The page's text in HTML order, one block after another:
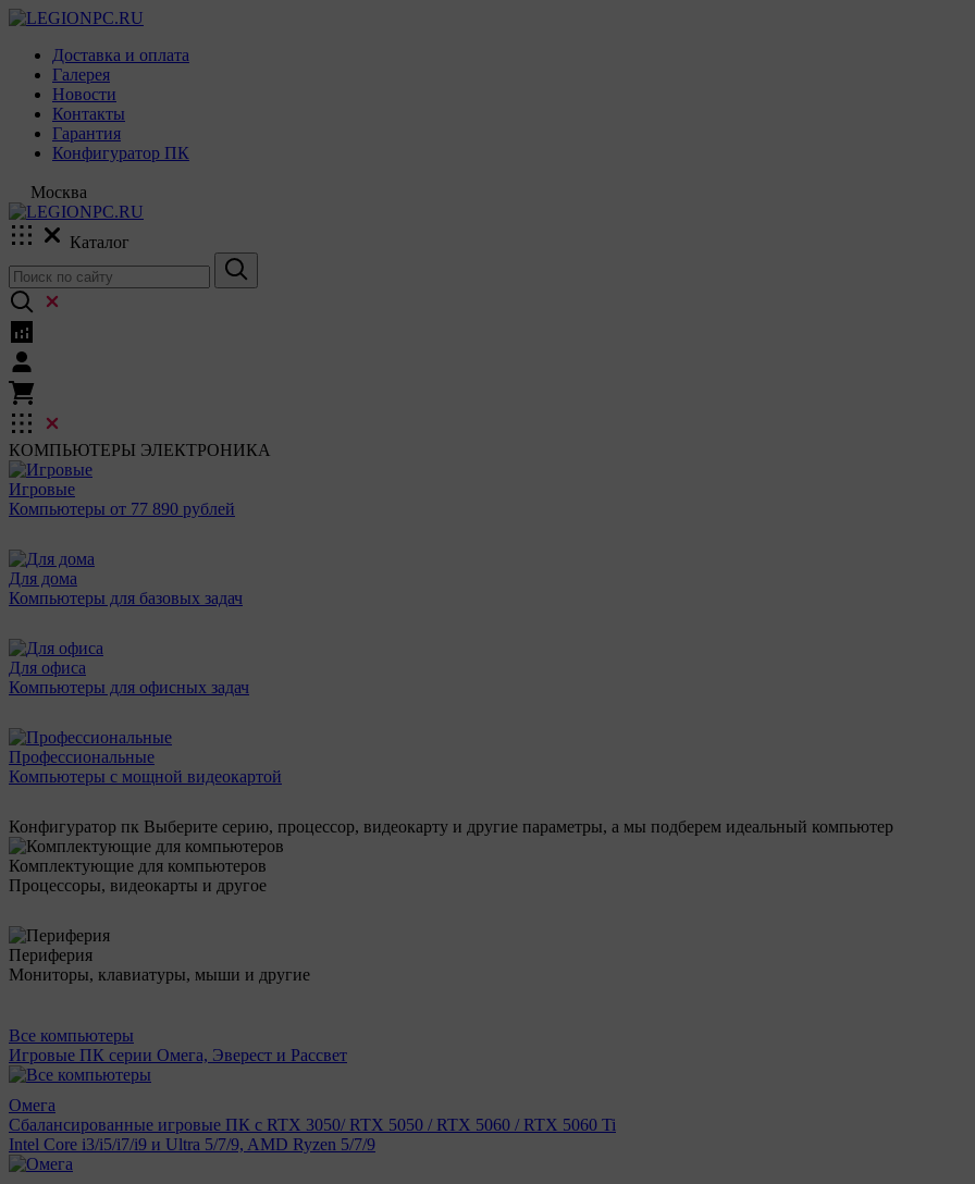
Доставка и оплата
Галерея
Новости
Контакты
Гарантия
Конфигуратор ПК
Москва
Каталог
КОМПЬЮТЕРЫ ЭЛЕКТРОНИКА
Игровые
Компьютеры от 77 890 рублей
Для дома
Компьютеры для базовых задач
Для офиса
Компьютеры для офисных задач
Профессиональные
Компьютеры с мощной видеокартой
Конфигуратор пк Выберите серию, процессор, видеокарту и другие параметры, а мы подберем идеальный компьютер
Комплектующие для компьютеров
Процессоры, видеокарты и другое
Периферия
Мониторы, клавиатуры, мыши и другие
Все компьютеры
Игровые ПК серии Омега, Эверест и Рассвет
Омега
Сбалансированные игровые ПК с RTX 3050/ RTX 5050 / RTX 5060 / RTX 5060 Ti
Intel Core i3/i5/i7/i9 и Ultra 5/7/9, AMD Ryzen 5/7/9